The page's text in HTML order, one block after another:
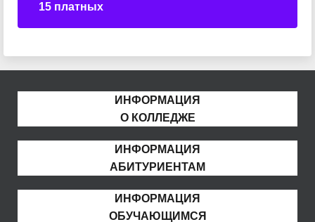
15 платных
ИНФОРМАЦИЯ
О КОЛЛЕДЖЕ
ИНФОРМАЦИЯ
АБИТУРИЕНТАМ
ИНФОРМАЦИЯ
ОБУЧАЮЩИМСЯ